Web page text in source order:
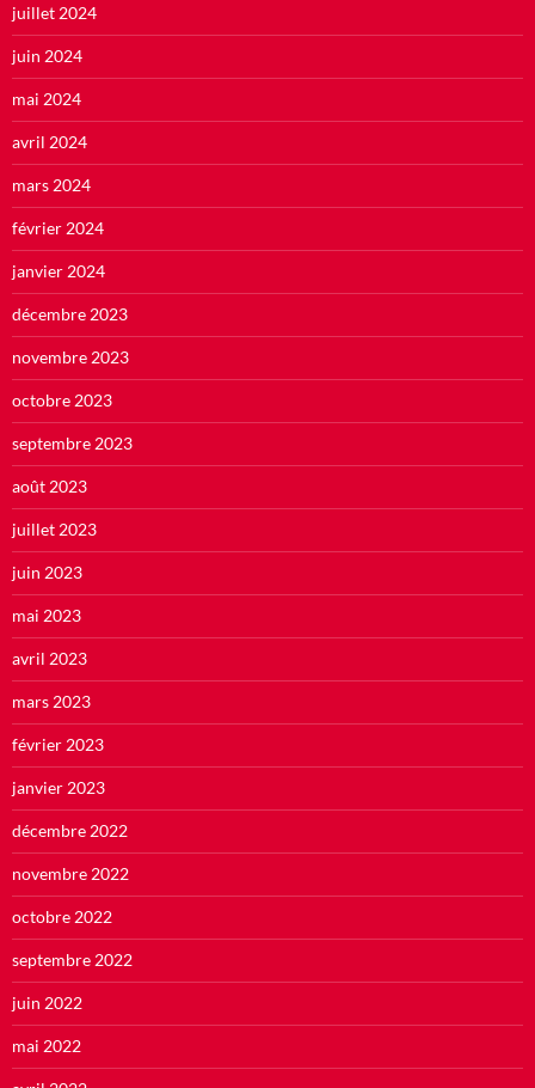
juillet 2024
juin 2024
mai 2024
avril 2024
mars 2024
février 2024
janvier 2024
décembre 2023
novembre 2023
octobre 2023
septembre 2023
août 2023
juillet 2023
juin 2023
mai 2023
avril 2023
mars 2023
février 2023
janvier 2023
décembre 2022
novembre 2022
octobre 2022
septembre 2022
juin 2022
mai 2022